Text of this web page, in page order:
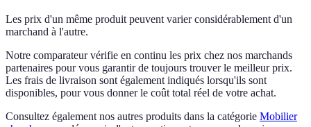
Les prix d'un même produit peuvent varier considérablement d'un
marchand à l'autre.
Notre comparateur vérifie en continu les prix chez nos marchands
partenaires pour vous garantir de toujours trouver le meilleur prix.
Les frais de livraison sont également indiqués lorsqu'ils sont
disponibles, pour vous donner le coût total réel de votre achat.
Consultez également nos autres produits dans la catégorie Mobilier